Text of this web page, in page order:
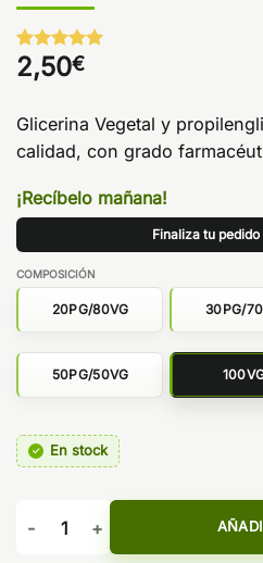
Valorado
con5 de 5
1
valoración
de un
cliente
2,50€
Glicerina Vegetal y
calidad, con grado
¡Recíbelo mañana!
Finaliza tu pedido
COMPOSICIÓN
20PG/80VG 30PG/
50PG/50VG
En stock
BASE 100ML SIN NICOTINA -